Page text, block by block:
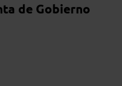
de Gobierno